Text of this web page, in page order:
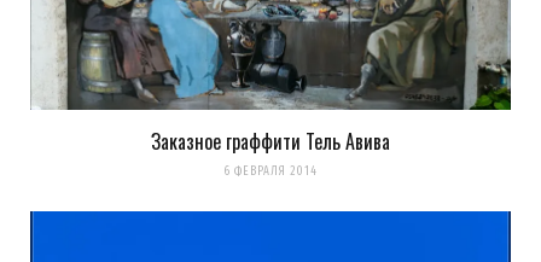
Заказное граффити Тель Авива
6 ФЕВРАЛЯ 2014